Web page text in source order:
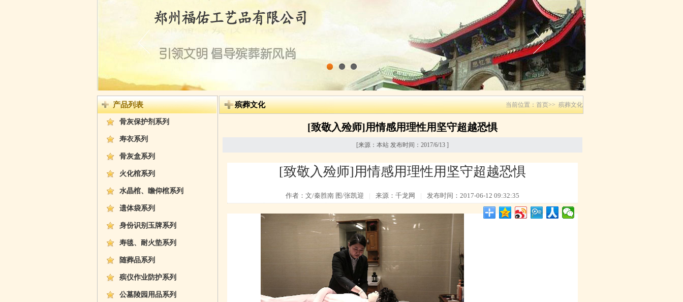
产品列表
骨灰保护剂系列
寿衣系列
骨灰盒系列
火化棺系列
水晶棺、瞻仰棺系列
遗体袋系列
身份识别玉牌系列
寿毯、耐火垫系列
随葬品系列
殡仪作业防护系列
公墓陵园用品系列
殡葬文化 当前位置：首页>> 殡葬文化
[致敬入殓师]用情感用理性用坚守超越恐惧
[来源：本站 发布时间：2017/6/13 ]
[致敬入殓师]用情感用理性用坚守超越恐惧
作者：文/秦胜南 图/张凯迎 来源：千龙网 发布时间：2017-06-12 09:32:35